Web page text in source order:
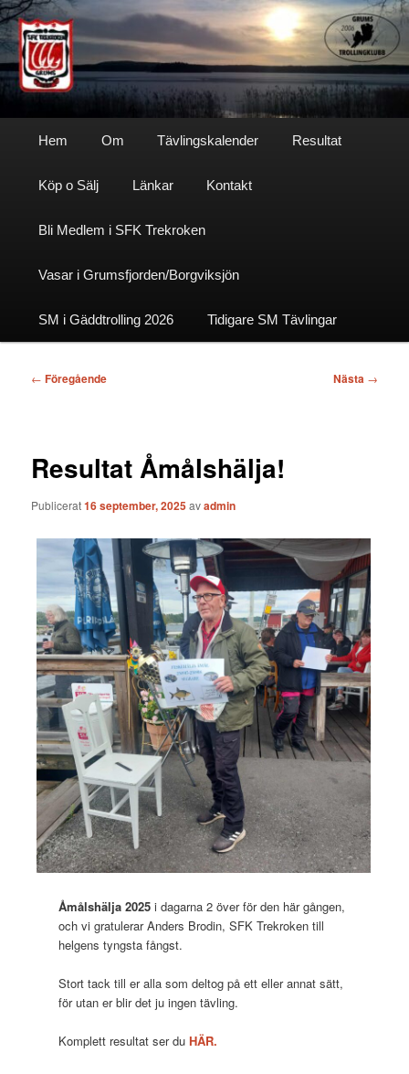
Hoppa
till
primärt
innehållSfktrekroken
Hem Om Tävlingskalender Resultat
Köp o Sälj Länkar Kontakt
Bli Medlem i SFK Trekroken
Vasar i Grumsfjorden/Borgviksjön
SM i Gäddtrolling 2026 Tidigare SM Tävlingar
Inläggsnavigering
← Föregående Nästa →
Resultat Åmålshälja!
Publicerat16 september, 2025avadmin
Åmålshälja 2025 i dagarna 2 över för den här gången,
och vi gratulerar Anders Brodin, SFK Trekroken till
helgens tyngsta fångst.
Stort tack till er alla som deltog på ett eller annat sätt,
för utan er blir det ju ingen tävling.
Komplett resultat ser duHÄR.